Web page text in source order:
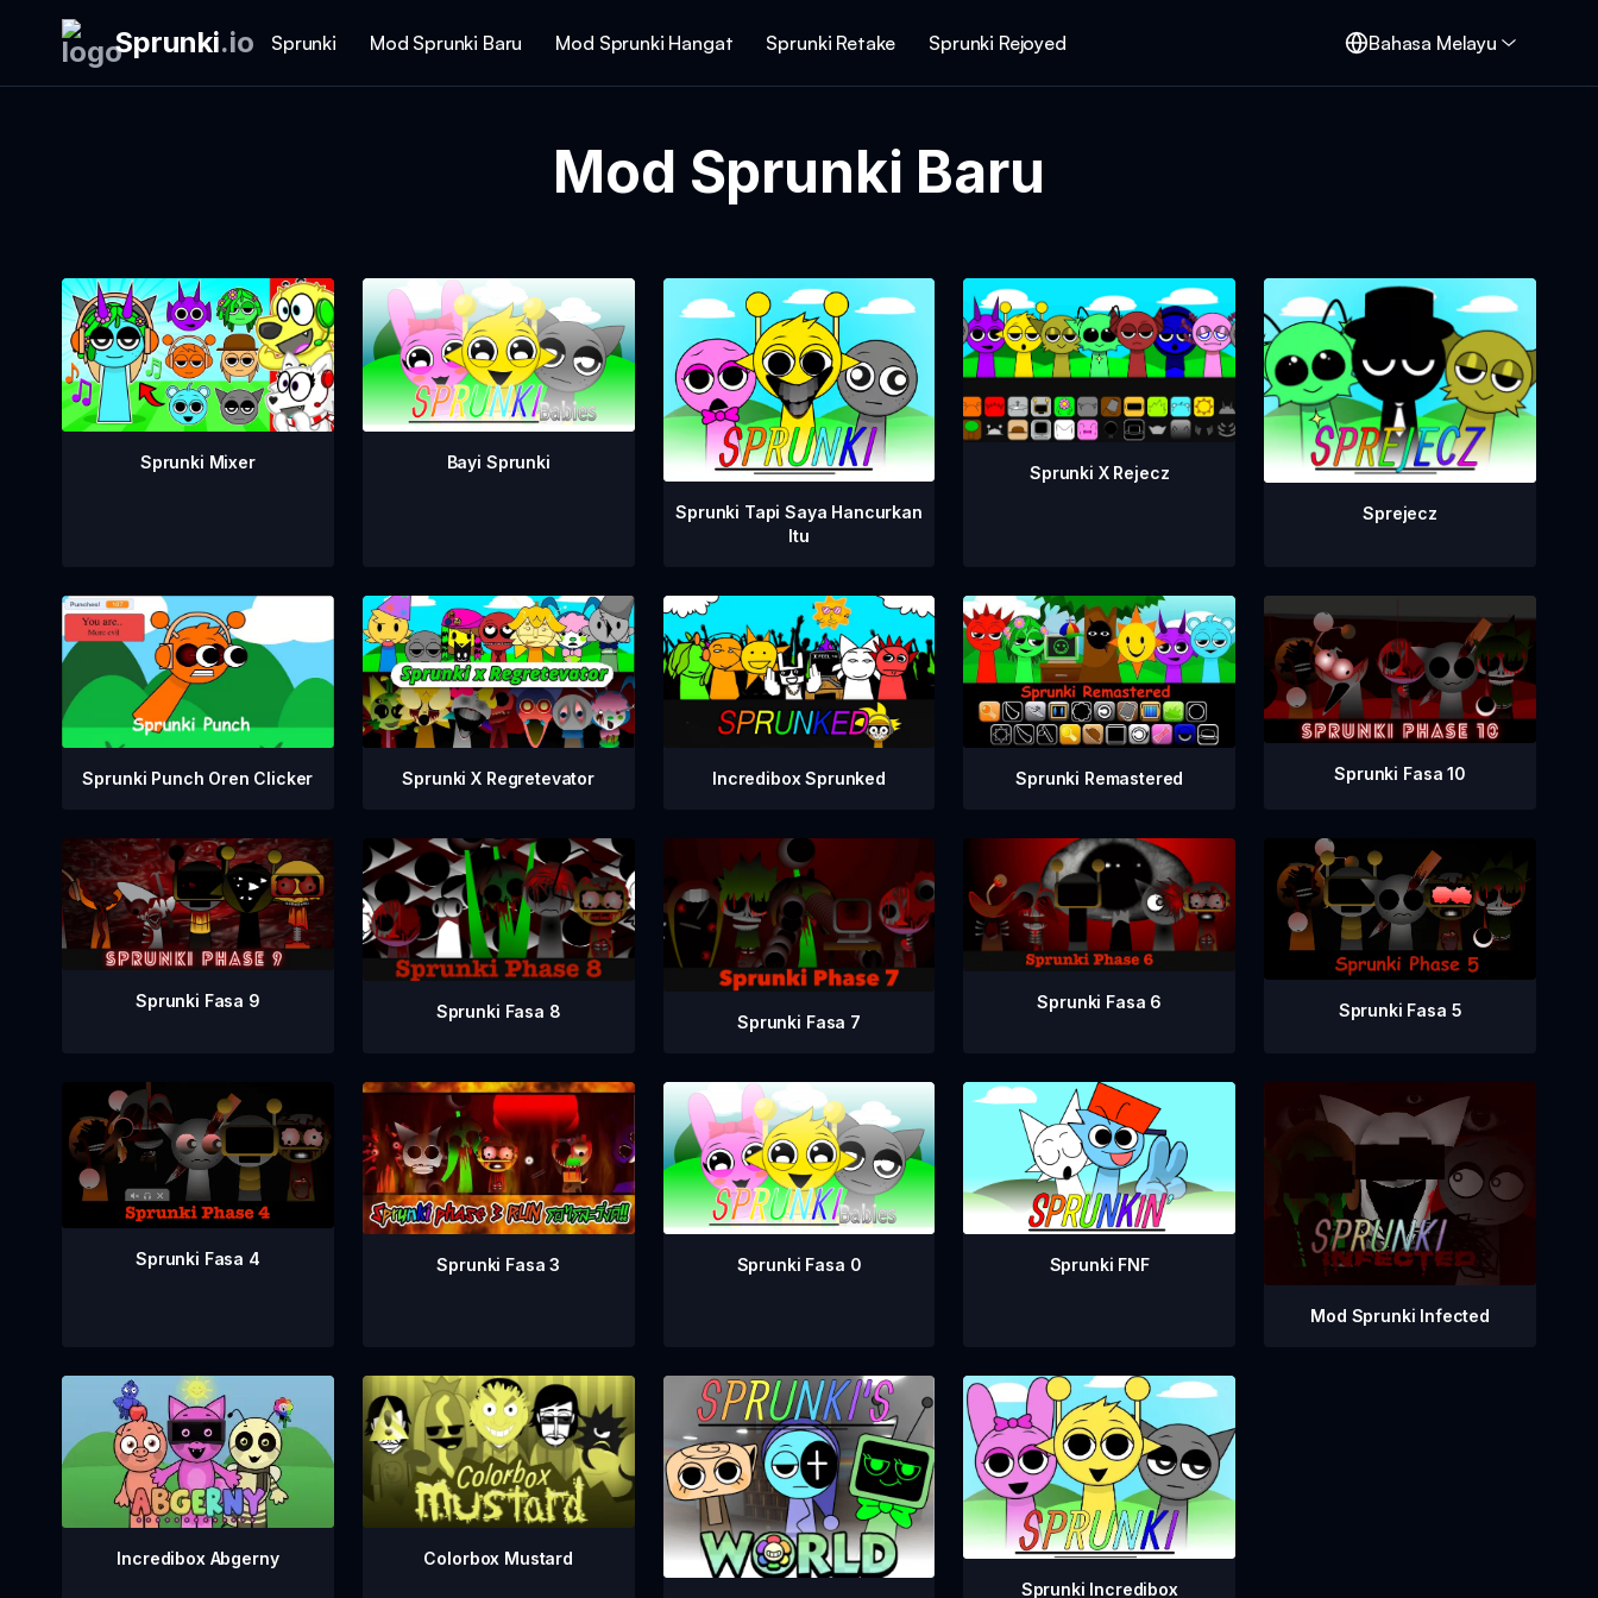
Sprunki.io Sprunki Mod Sprunki Baru Mod Sprunki Hangat Sprunki Retake Sprunki Rejoyed Bahasa Melayu
Mod Sprunki Baru
Sprunki Mixer Bayi Sprunki
Sprunki Tapi Saya Hancurkan
Itu
Sprunki X Rejecz
Sprejecz
Sprunki Punch Oren Clicker Sprunki X Regretevator Incredibox Sprunked Sprunki Remastered Sprunki Fasa 10
Sprunki Fasa 9
Sprunki Fasa 8 Sprunki Fasa 7
Sprunki Fasa 6 Sprunki Fasa 5
Sprunki Fasa 4 Sprunki Fasa 3 Sprunki Fasa 0 Sprunki FNF
Mod Sprunki Infected
Incredibox Abgerny
Colorbox Mustard
Sprunki Incredibox